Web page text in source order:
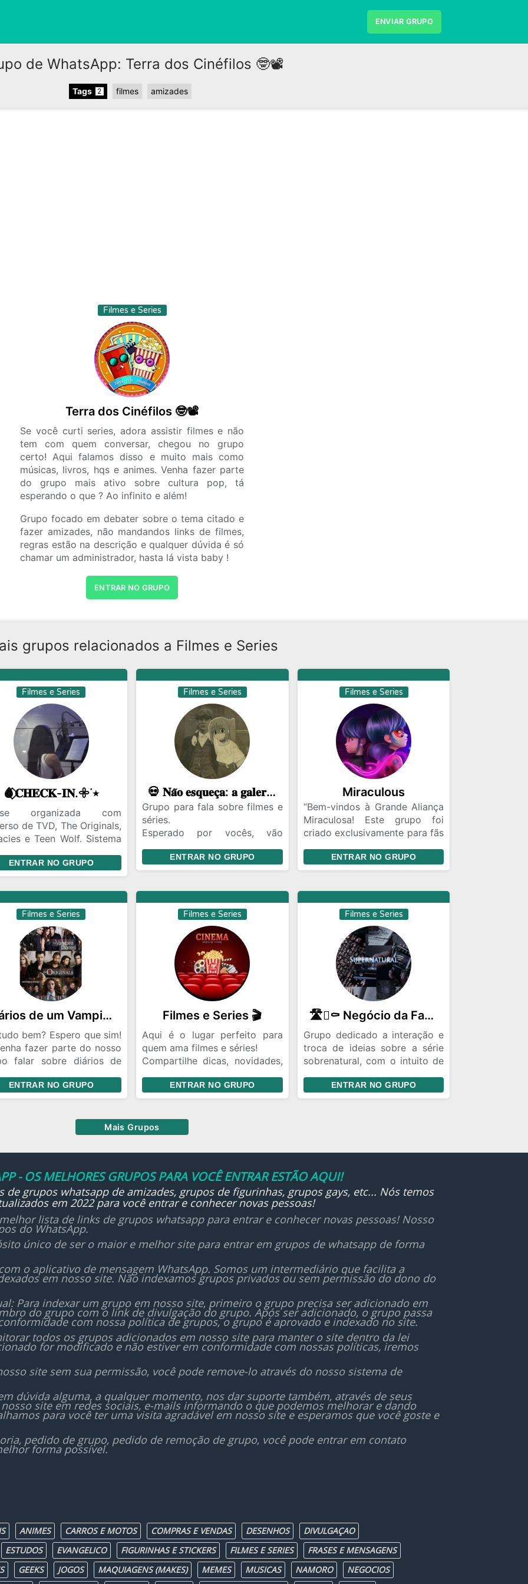
ENVIAR GRUPO
de WhatsApp: Terra dos Cinéfilos 🤓📽️
Tags 2 filmes amizades
Filmes e Series
Terra dos Cinéfilos 🤓📽️
Se você curti series, adora assistir filmes e não
tem com quem conversar, chegou no grupo
certo! Aqui falamos disso e muito mais como
músicas, livros, hqs e animes. Venha fazer parte
do grupo mais ativo sobre cultura pop, tá
esperando o que ? Ao infinito e além!
Grupo focado em debater sobre o tema citado e
fazer amizades, não mandandos links de filmes,
regras estão na descrição e qualquer dúvida é só
chamar um administrador, hasta lá vista baby !
ENTRAR NO GRUPO
grupos relacionados a Filmes e Series
Filmes e Series
🩸⃟𝐂𝐇𝐄𝐂𝐊-𝐈𝐍.𖧷˙٭
organizada com
de TVD, The Originals,
e Teen Wolf. Sistema
pra desenvolver
de verdade — sem
Várias vagas abertas
escolher e entrar na
ENTRAR NO GRUPO
Filmes e Series
💀 𝐍𝐚̃𝐨 𝐞𝐬𝐪𝐮𝐞𝐜̧𝐚: 𝐚 𝐠𝐚𝐥𝐞𝐫𝐚 𝐞́ 𝐝𝐨𝐢𝐝𝐚
Grupo para fala sobre filmes e
séries.
Esperado por vocês, vão
Seja bem vindos
ENTRAR NO GRUPO
Filmes e Series
Miraculous
“Bem-vindos à Grande Aliança
Miraculosa! Este grupo foi
criado exclusivamente para fãs
Ladybug. Aqui, você
encontrará um espaço seguro
comentar sobre os episódios e
conectar-se com outros fãs
que compartilham sua paixão
pela série. Junte-se a nós para
celebrar tudo o que amamos
em Miraculous!“
ENTRAR NO GRUPO
Filmes e Series
Diários de um Vampiro🧛🧛‍♀️🦇❤‍🩹
bem? Espero que sim!
fazer parte do nosso
falar sobre diários de
e conhecer pessoas
e vários outros
todos bem-vindos ❤️
ENTRAR NO GRUPO
Filmes e Series
Filmes e Series 🎬
Aqui é o lugar perfeito para
quem ama filmes e séries!
Compartilhe dicas, novidades,
o universo do entretenimento.
📺✨
manter o grupo leve, divertido
e cheio de boas indicações. 💬
❤️
maratonar juntos! 🎥🔥
ENTRAR NO GRUPO
Filmes e Series
🛣️🪏⚰️ Negócio da Família 🗡️👻☠️
Grupo dedicado a interação e
troca de ideias sobre a série
sobrenatural, com o intuito de
conteúdos e figurinhas!
ENTRAR NO GRUPO
Mais Grupos
- OS MELHORES GRUPOS PARA VOCÊ ENTRAR ESTÃO AQUI!
de grupos whatsapp de amizades, grupos de figurinhas, grupos gays, etc... Nós temos
em 2022 para você entrar e conhecer novas pessoas!
lista de links de grupos whatsapp para entrar e conhecer novas pessoas! Nosso
do WhatsApp.
único de ser o maior e melhor site para entrar em grupos de whatsapp de forma
o aplicativo de mensagem WhatsApp. Somos um intermediário que facilita a
em nosso site. Não indexamos grupos privados ou sem permissão do dono do
Para indexar um grupo em nosso site, primeiro o grupo precisa ser adicionado em
do grupo com o link de divulgação do grupo. Após ser adicionado, o grupo passa
com nossa política de grupos, o grupo é aprovado e indexado no site.
todos os grupos adicionados em nosso site para manter o site dentro da lei
for modificado e não estiver em conformidade com nossas políticas, iremos
site sem sua permissão, você pode remove-lo através do nosso sistema de
dúvida alguma, a qualquer momento, nos dar suporte também, através de seus
site em redes sociais, e-mails informando o que podemos melhorar e dando
para você ter uma visita agradável em nosso site e esperamos que você goste e
pedido de grupo, pedido de remoção de grupo, você pode entrar em contato
forma possível.
ANIMES CARROS E MOTOS COMPRAS E VENDAS DESENHOS
DIVULGAÇAO
ESTUDOS EVANGELICO FIGURINHAS E STICKERS FILMES E SERIES
FRASES E MENSAGENS
GEEKS JOGOS MAQUIAGENS (MAKES) MEMES MUSICAS NAMORO
NEGOCIOS